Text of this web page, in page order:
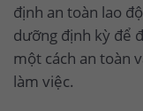
định an toàn lao
dưỡng định kỳ để
một cách an toàn
làm việc.